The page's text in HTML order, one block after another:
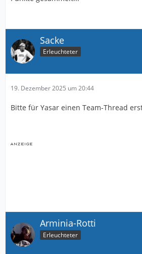
Sacke
Erleuchteter
19. Dezember 2025 um 20:44
Bitte für Yasar einen Team-Thread
Arminia-Rotti
Erleuchteter